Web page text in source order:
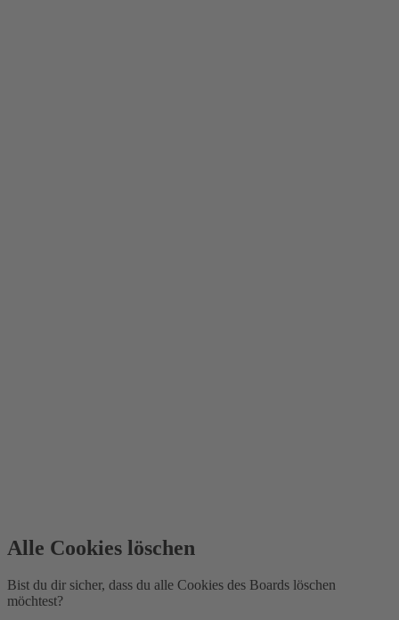
Alle Cookies löschen
Bist du dir sicher, dass du alle Cookies des Boards löschen
möchtest?